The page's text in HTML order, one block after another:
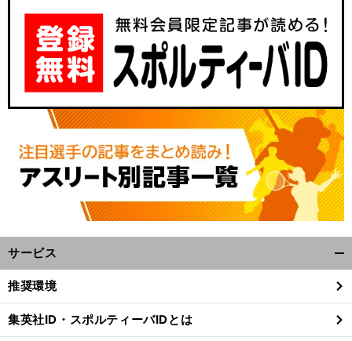
サービス
閉
る
推奨環境
集英社ID・スポルティーバIDとは